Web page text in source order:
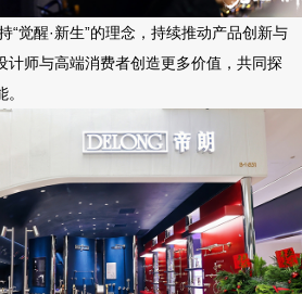
“觉醒·新生”的理念，持续推动产品创新与
计师与高端消费者创造更多价值，共同探